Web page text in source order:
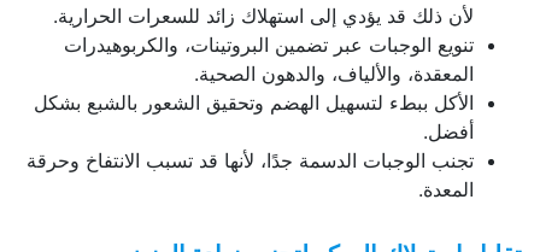
لأن ذلك قد يؤدي إلى استهلاك زائد للسعرات الحرارية.
تنويع الوجبات عبر تضمين البروتينات، والكربوهيدرات
المعقدة، والألياف، والدهون الصحية.
الأكل ببطء لتسهيل الهضم وتحقيق الشعور بالشبع بشكل
أفضل.
تجنب الوجبات الدسمة جدًا، لأنها قد تسبب الانتفاخ وحرقة
المعدة.